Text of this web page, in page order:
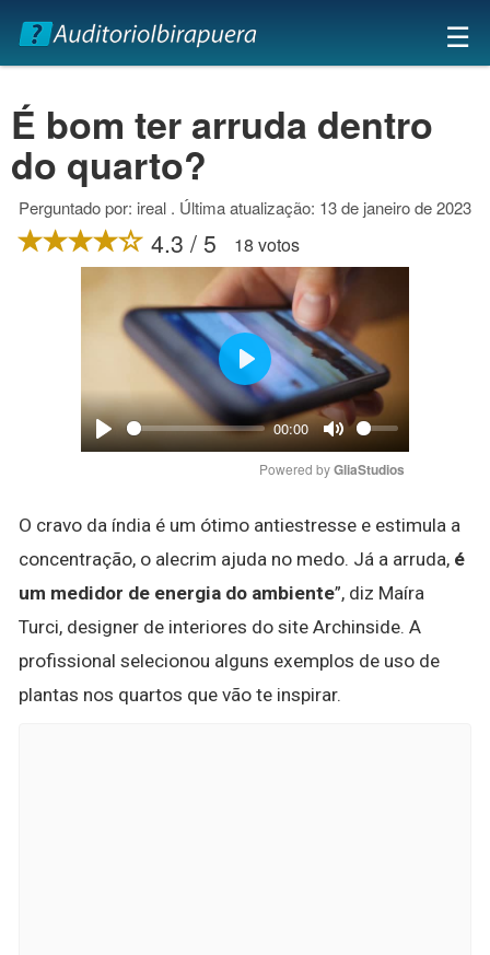
×
☰
É bom ter arruda dentro
do quarto?
Perguntado por: ireal . Última atualização: 13 de janeiro de 2023
4.3 / 5 18 votos
Play
00:00
Mute
Play
Powered by GliaStudios
O cravo da índia é um ótimo antiestresse e estimula a
concentração, o alecrim ajuda no medo. Já a arruda, é
um medidor de energia do ambiente”, diz Maíra
Turci, designer de interiores do site Archinside. A
profissional selecionou alguns exemplos de uso de
plantas nos quartos que vão te inspirar.